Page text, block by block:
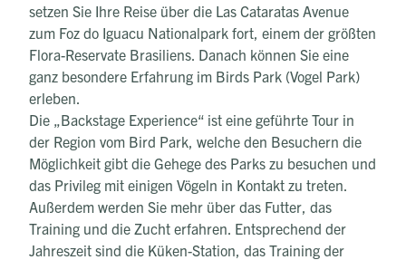
setzen Sie Ihre Reise über die Las Cataratas Avenue
zum Foz do Iguacu Nationalpark fort, einem der größten
Flora-Reservate Brasiliens. Danach können Sie eine
ganz besondere Erfahrung im Birds Park (Vogel Park)
erleben.
Die „Backstage Experience“ ist eine geführte Tour in
der Region vom Bird Park, welche den Besuchern die
Möglichkeit gibt die Gehege des Parks zu besuchen und
das Privileg mit einigen Vögeln in Kontakt zu treten.
Außerdem werden Sie mehr über das Futter, das
Training und die Zucht erfahren. Entsprechend der
Jahreszeit sind die Küken-Station, das Training der